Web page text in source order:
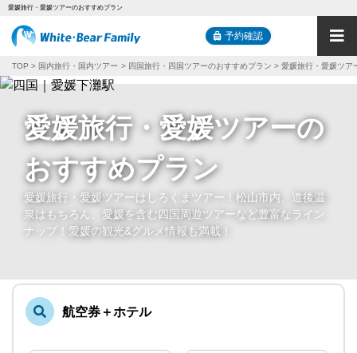
愛媛旅行・愛媛ツアーのおすすめプラン
予約確認
TOP 国内旅行・国内ツアー 四国旅行・四国ツアーのおすすめプラン 愛媛旅行・愛媛ツア
愛媛旅行・愛媛ツアーの
おすすめプラン
愛媛旅行・愛媛ツアーはしろくまツアー！松山市内、道後温
泉はもちろん、愛媛を含む四国周遊ツアーなど豊富なライン
ナップ！愛媛の観光&グルメ情報も満載！
航空券＋ホテル